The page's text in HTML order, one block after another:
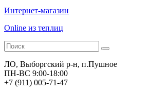
Интернет-магазин
Online из теплиц
ЛО, Выборгский р-н, п.Пушное
ПН-ВС 9:00-18:00
+7 (911) 005-71-47